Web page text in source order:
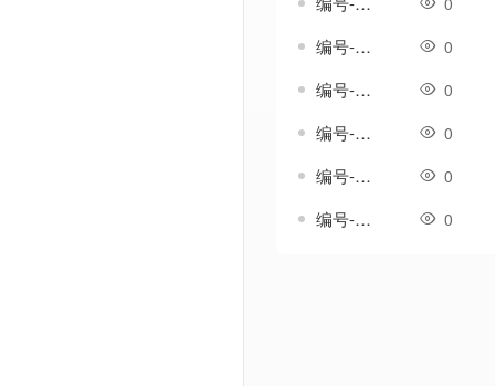
编号-雪歌套-传奇一体剑甲素材 0
编号-雪澜套-传奇一体剑甲素材 0
编号-霄影套-传奇一体剑甲素材 0
编号-霞光温热套-传奇一体剑甲素材 0
编号-韵鸣套-传奇一体剑甲素材 0